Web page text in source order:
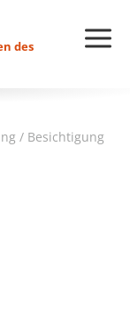
des
/ Besichtigung